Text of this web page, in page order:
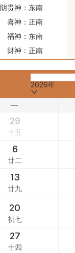
阴贵神： 东南
喜神：正南
福神： 东南
财神：正南
2026年
一
29
十五
6
廿二
13
廿九
20
初七
27
十四